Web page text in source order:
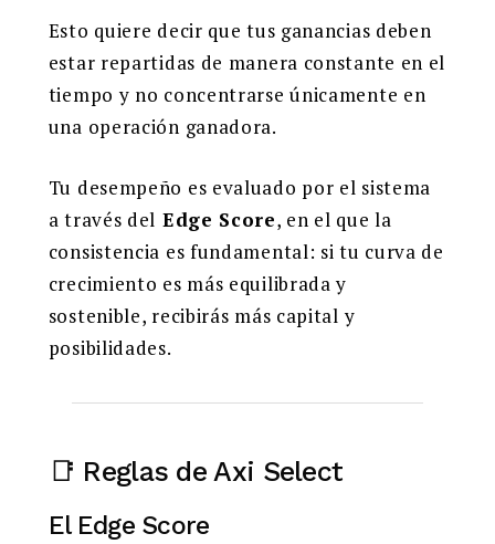
Esto quiere decir que tus ganancias deben
estar repartidas de manera constante en el
tiempo y no concentrarse únicamente en
una operación ganadora.
Tu desempeño es evaluado por el sistema
a través del Edge Score, en el que la
consistencia es fundamental: si tu curva de
crecimiento es más equilibrada y
sostenible, recibirás más capital y
posibilidades.
📑 Reglas de Axi Select
El Edge Score